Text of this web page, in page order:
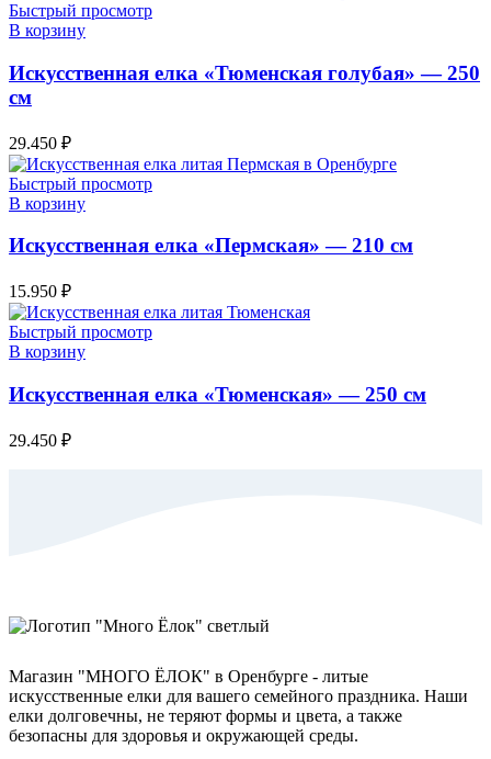
Быстрый просмотр
В корзину
Искусственная елка «Тюменская голубая» — 250
см
29.450 ₽
Быстрый просмотр
В корзину
Искусственная елка «Пермская» — 210 см
15.950 ₽
Быстрый просмотр
В корзину
Искусственная елка «Тюменская» — 250 см
29.450 ₽
Магазин "МНОГО ЁЛОК" в Оренбурге - литые
искусственные елки для вашего семейного праздника. Наши
елки долговечны, не теряют формы и цвета, а также
безопасны для здоровья и окружающей среды.